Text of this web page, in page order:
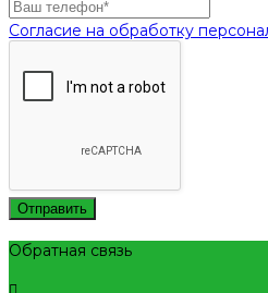
Согласие на обработку
Отправить
Обратная связь